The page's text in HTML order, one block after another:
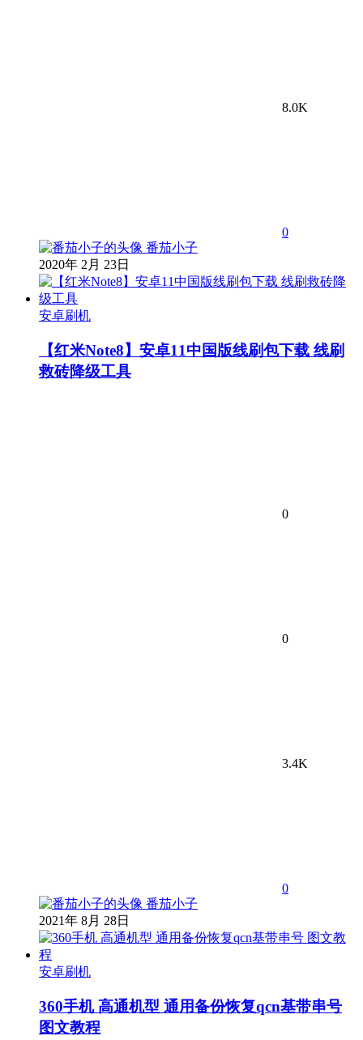
8.0K
0
番茄小子
2020年 2月 23日
安卓刷机
【红米Note8】安卓11中国版线刷包下载 线刷
救砖降级工具
0
0
3.4K
0
番茄小子
2021年 8月 28日
安卓刷机
360手机 高通机型 通用备份恢复qcn基带串号
图文教程